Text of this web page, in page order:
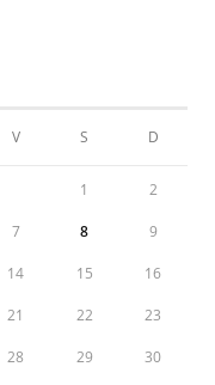
V S D
1 2
7 8 9
14 15 16
21 22 23
28 29 30